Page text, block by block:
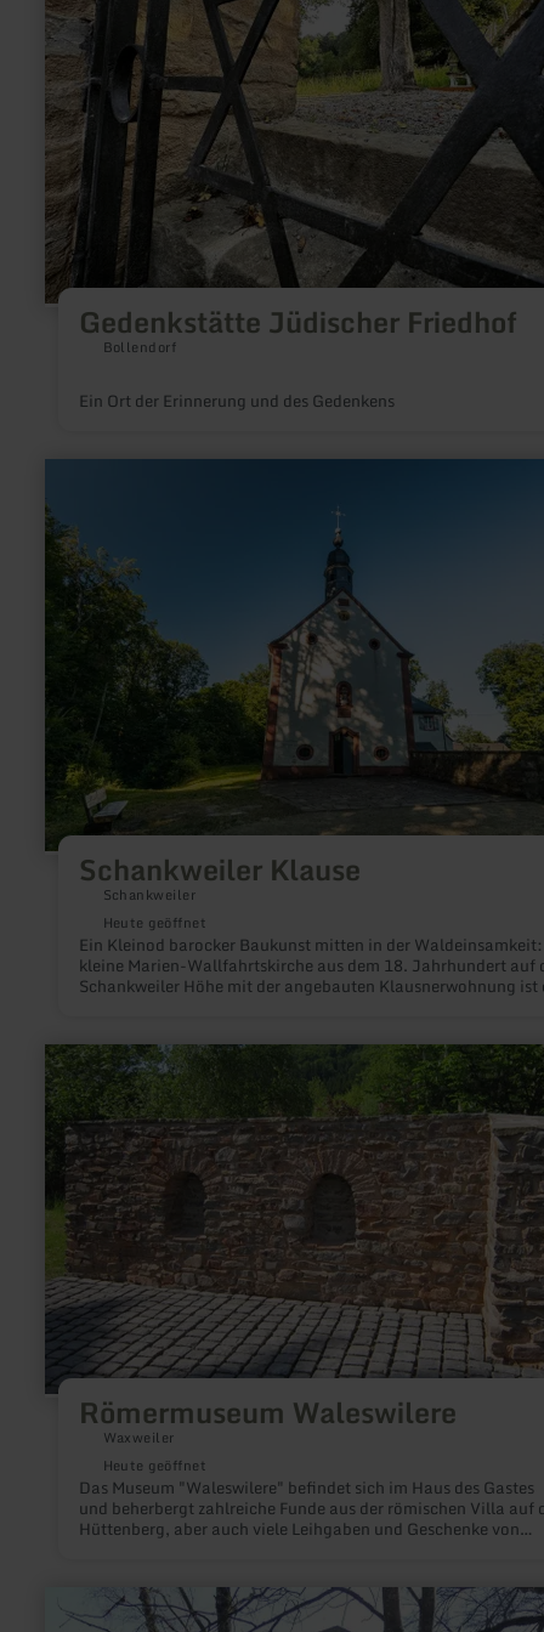
Gedenkstätte Jüdischer Friedhof
Bollendorf
Ein Ort der Erinnerung und des Gedenkens
Schankweiler Klause
Schankweiler
Heute geöffnet
Ein Kleinod barocker Baukunst mitten in der
kleine Marien-Wallfahrtskirche aus dem 18. Jahrhundert auf
Schankweiler Höhe mit der angebauten Klausnerwohnung ist
zu:
Schankweiler
Klause
Römermuseum Waleswilere
Waxweiler
Heute geöffnet
Das Museum "Waleswilere" befindet sich im Haus des Gastes
und beherbergt zahlreiche Funde aus der römischen Villa auf
Hüttenberg, aber auch viele Leihgaben und Geschenke von
mehr
erfahren
zu:
Römermuseum
Waleswilere
erfahren